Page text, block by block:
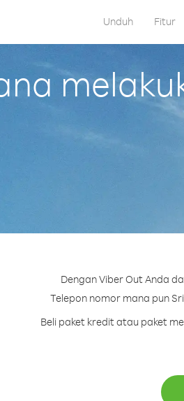
Unduh Fitur
Dengan Viber Out Anda
Telepon nomor mana pun
Beli paket kredit atau paket